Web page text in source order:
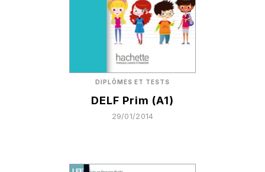
DIPLÔMES ET TESTS
DELF Prim (A1)
29/01/2014